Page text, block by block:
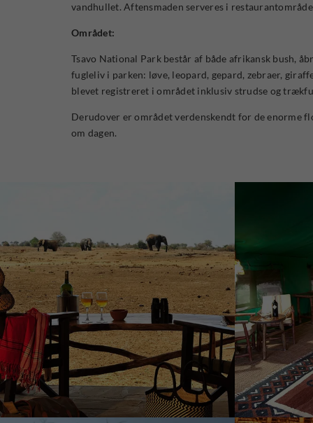
vandhullet. Aftensmaden serveres i
Området:
Tsavo National Park består af både afrikansk bush,
fugleliv i parken: løve, leopard, gepard, zebraer,
blevet registreret i området inklusiv strudse og
Derudover er området verdenskendt for de enorme
om dagen.